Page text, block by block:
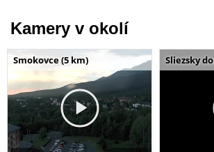
Kamery v okolí
Smokovce (5 km) Sliezsky